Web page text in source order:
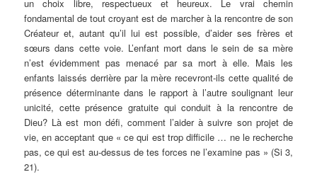
un choix libre, respectueux et heureux. Le vrai chemin
fondamental de tout croyant est de marcher à la rencontre de son
Créateur et, autant qu’il lui est possible, d’aider ses frères et
sœurs dans cette voie. L’enfant mort dans le sein de sa mère
n’est évidemment pas menacé par sa mort à elle. Mais les
enfants laissés derrière par la mère recevront-ils cette qualité de
présence déterminante dans le rapport à l’autre soulignant leur
unicité, cette présence gratuite qui conduit à la rencontre de
Dieu? Là est mon défi, comment l’aider à suivre son projet de
vie, en acceptant que « ce qui est trop difficile … ne le recherche
pas, ce qui est au-dessus de tes forces ne l’examine pas » (Si 3,
21).